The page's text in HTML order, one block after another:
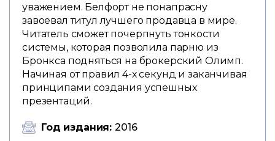
уважением. Белфорт не понапрасну
завоевал титул лучшего продавца в мире.
Читатель сможет почерпнуть тонкости
системы, которая позволила парню из
Бронкса подняться на брокерский Олимп.
Начиная от правил 4-х секунд и заканчивая
принципами создания успешных
презентаций.
Год издания: 2016